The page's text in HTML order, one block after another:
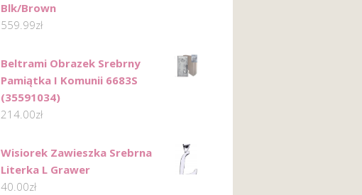
Blk/Brown
559.99zł
Beltrami Obrazek Srebrny
Pamiątka I Komunii 6683S
(35591034)
214.00zł
Wisiorek Zawieszka Srebrna
Literka L Grawer
40.00zł